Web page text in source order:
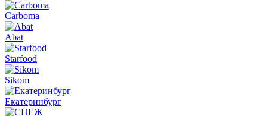
Carboma
Abat
Starfood
Sikom
Екатеринбург